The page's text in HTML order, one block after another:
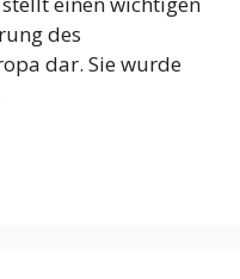
des
dar. Sie wurde